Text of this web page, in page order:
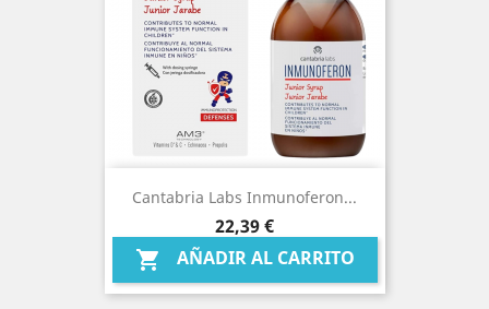
Cantabria Labs Inmunoferon...
Precio
22,39 €
 AÑADIR AL CARRITO